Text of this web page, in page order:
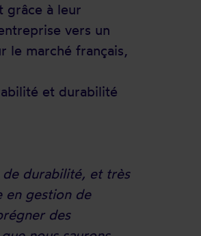
grâce à leur
vers un
le marché français,
et durabilité
de durabilité, et très
en gestion de
des